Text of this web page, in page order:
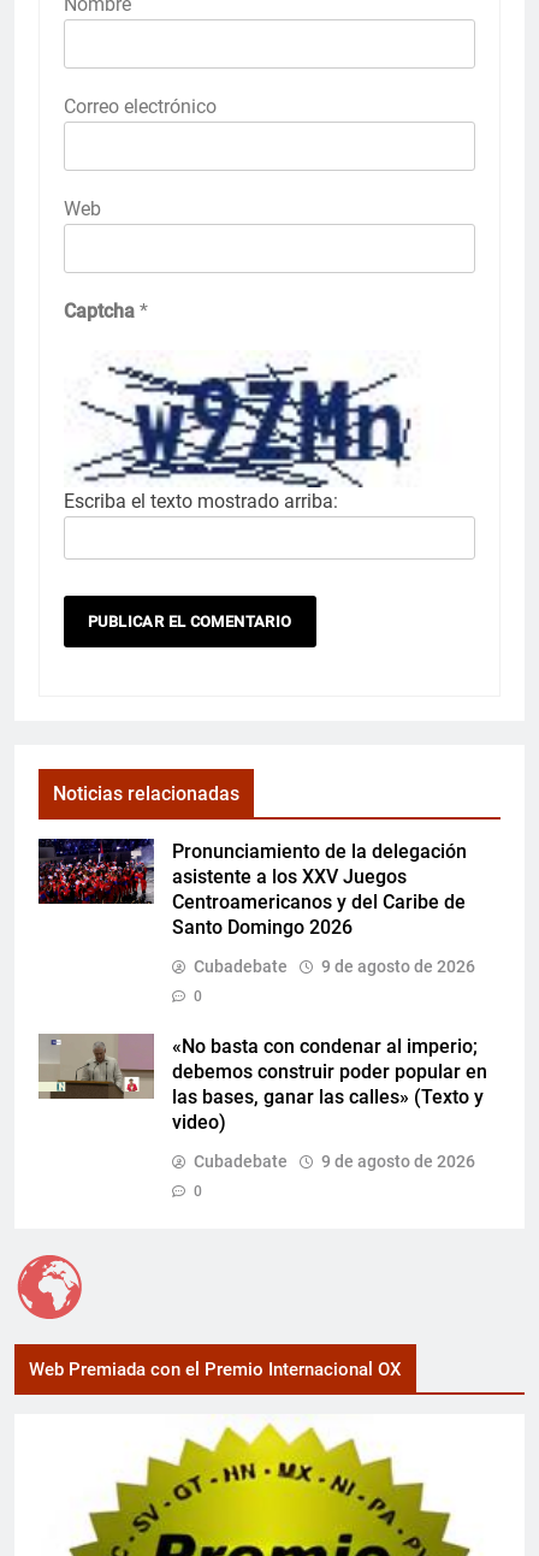
Correo electrónico
Web
Captcha *
Escriba el texto mostrado arriba:
Noticias relacionadas
Pronunciamiento de la delegación
asistente a los XXV Juegos
Centroamericanos y del Caribe de
Santo Domingo 2026
Cubadebate 9 de agosto de 2026
0
«No basta con condenar al imperio;
debemos construir poder popular en
las bases, ganar las calles» (Texto y
video)
Cubadebate 9 de agosto de 2026
0
Web Premiada con el Premio Internacional OX